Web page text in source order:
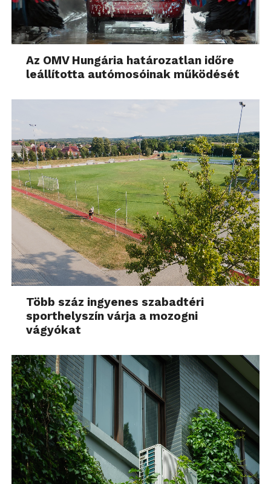
Magyarországon
A Formlabs a Fuse X1 SLS 3D nyomtató induló árát
72 499 eurótól határozta meg, az optimális
konfiguráció, az opcionális kiegészítők és
igényektől függnek. Az új Fuse X1 rendszerrel
kapcsolatos kérdésekben az ADMASYS HU szakértői
állnak rendelkezsre. Az érdeklődők az ADMASYS
HU-nálszemélyesen is megismerhetika Formlabs
Fuse SLS technológiát, valamint szakmai támogatást
kaphatnak annak felméréséhez, hogy valóban az SLS
technológia kínálja-e a legnagyobb hozzáadott
értéket a saját gyártási folyamataikban.
További friss híreket talál a Technokratafőoldalán!
Csatlakozzon hozzánk aFacebookonis!
Az OMV Hungária határozatlan időre
leállította autómosóinak működését
Több száz ingyenes szabadtéri
sporthelyszín várja a mozogni
vágyókat